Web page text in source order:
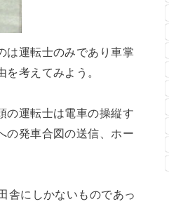
は運転士のみであり車掌
考えてみよう。
の運転士は電車の操縦す
の発車合図の送信、ホー
舎にしかないものであっ